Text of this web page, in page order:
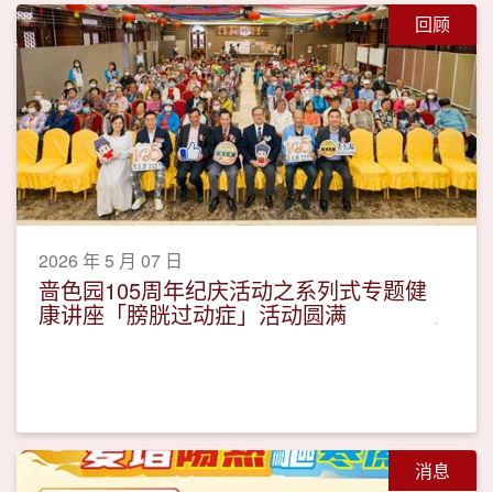
回顾
2026 年 5 月 07 日
啬色园105周年纪庆活动之系列式专题健
康讲座「膀胱过动症」活动圆满
消息